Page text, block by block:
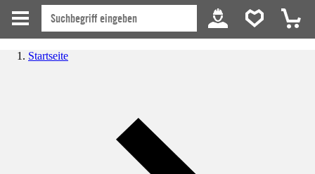
Startseite